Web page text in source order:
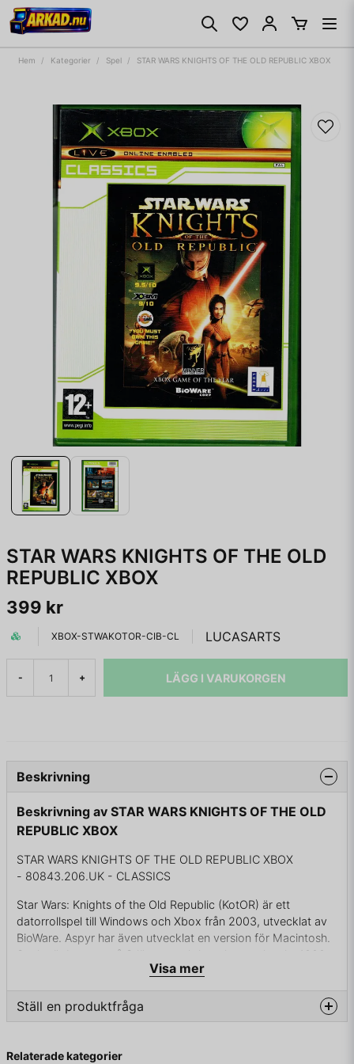
Hem Kategorier Spel STAR WARS KNIGHTS OF THE OLD REPUBLIC XBOX
STAR WARS KNIGHTS OF THE OLD
REPUBLIC XBOX
399 kr
XBOX-STWAKOTOR-CIB-CL LUCASARTS
- + LÄGG I VARUKORGEN
Beskrivning
Beskrivning av STAR WARS KNIGHTS OF THE OLD
REPUBLIC XBOX
STAR WARS KNIGHTS OF THE OLD REPUBLIC XBOX
- 80843.206.UK - CLASSICS
Star Wars: Knights of the Old Republic (KotOR) är ett
datorrollspel till Windows och Xbox från 2003, utvecklat av
BioWare. Aspyr har även utvecklat en version för Macintosh.
Spelet är baserat på Stjärnornas krig och utspelar sig 4000
år före händelserna i filmerna. En uppföljare kom 2004,
Knights of the Old Republic II - Sith Lords. Spelet är ett
rollspel där spelaren skapar sin egen karaktär och genom
sina handlingar och ord driver närmare den mörka eller den
karaktärer bemöter henne eller honom och hur uppdragen
Visa mer
Ställ en produktfråga
Fråga oss något om denna produkten...
Relaterade kategorier